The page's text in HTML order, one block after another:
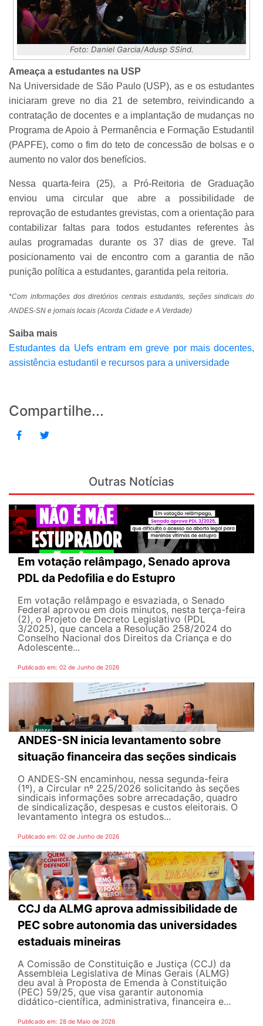
Foto: Daniel Garcia/Adusp SSind.
Ameaça a estudantes na USP
Na Universidade de São Paulo (USP), as e os estudantes
iniciaram greve no dia 21 de setembro, reivindicando a
contratação de docentes e a implantação de mudanças no
Programa de Apoio à Permanência e Formação Estudantil
(PAPFE), como o fim do teto de concessão de bolsas e o
aumento no valor dos benefícios.
Nessa quarta-feira (25), a Pró-Reitoria de Graduação
enviou uma circular que abre a possibilidade de
reprovação de estudantes grevistas, com a orientação para
contabilizar faltas para todos estudantes referentes às
aulas programadas durante os 37 dias de greve. Tal
posicionamento vai de encontro com a garantia de não
punição política a estudantes, garantida pela reitoria.
*Com informações dos diretórios centrais estudantis, seções sindicais do
ANDES-SN e jornais locais (Acorda Cidade e A Verdade)
Saiba mais
Estudantes da Uefs entram em greve por mais docentes,
assistência estudantil e recursos para a universidade
Compartilhe...
Outras Notícias
Em votação relâmpago, Senado aprova
PDL da Pedofilia e do Estupro
Em votação relâmpago e esvaziada, o Senado
Federal aprovou em dois minutos, nesta terça-feira
(2), o Projeto de Decreto Legislativo (PDL
3/2025), que cancela a Resolução 258/2024 do
Conselho Nacional dos Direitos da Criança e do
Adolescente...
Publicado em: 02 de Junho de 2026
ANDES-SN inicia levantamento sobre
situação financeira das seções sindicais
O ANDES-SN encaminhou, nessa segunda-feira
(1º), a Circular nº 225/2026 solicitando às seções
sindicais informações sobre arrecadação, quadro
de sindicalização, despesas e custos eleitorais. O
levantamento integra os estudos...
Publicado em: 02 de Junho de 2026
CCJ da ALMG aprova admissibilidade de
PEC sobre autonomia das universidades
estaduais mineiras
A Comissão de Constituição e Justiça (CCJ) da
Assembleia Legislativa de Minas Gerais (ALMG)
deu aval à Proposta de Emenda à Constituição
(PEC) 59/25, que visa garantir autonomia
didático-científica, administrativa, financeira e...
Publicado em: 28 de Maio de 2026